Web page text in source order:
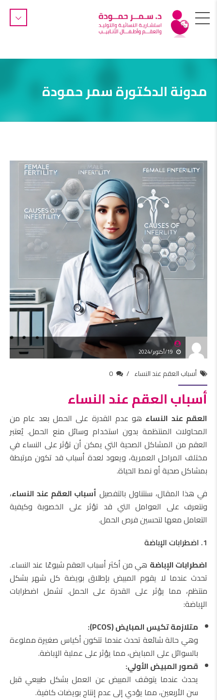
مدونة الدكتورة سمر حمودة
19/أكتوبر/2024
أسباب العقم عند النساء 0
أسباب العقم عند النساء
العقم عند النساء هو عدم القدرة على الحمل بعد عام من
المحاولات المنتظمة بدون استخدام وسائل منع الحمل. يُعتبر
العقم من المشاكل الصحية التي يمكن أن تؤثر على النساء في
مختلف المراحل العمرية، ويعود لعدة أسباب قد تكون مرتبطة
بمشاكل صحية أو نمط الحياة.
في هذا المقال، سنتناول بالتفصيل أسباب العقم عند النساء،
ونتعرف على العوامل التي قد تؤثر على الخصوبة وكيفية
التعامل معها لتحسين فرص الحمل.
1. اضطرابات الإباضة
اضطرابات الإباضة هي من أكثر أسباب العقم شيوعًا عند النساء.
تحدث عندما لا يقوم المبيض بإطلاق بويضة كل شهر بشكل
منتظم، مما يؤثر على القدرة على الحمل. تشمل اضطرابات
الإباضة:
متلازمة تكيس المبايض (PCOS):
وهي حالة شائعة تحدث عندما تتكون أكياس صغيرة مملوءة
بالسوائل على المبايض، مما يؤثر على عملية الإباضة.
قصور المبيض الأولي:
يحدث عندما يتوقف المبيض عن العمل بشكل طبيعي قبل
سن الأربعين، مما يؤدي إلى عدم إنتاج بويضات كافية.